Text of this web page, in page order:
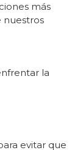
más
nuestros
la
evitar que